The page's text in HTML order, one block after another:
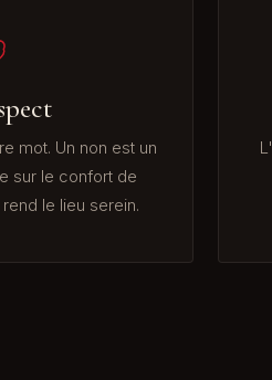
mot. Un non est un
sur le confort de
le lieu serein.